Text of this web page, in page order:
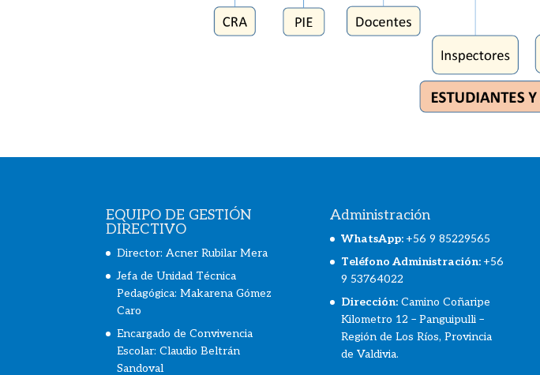
EQUIPO DE GESTIÓN
DIRECTIVO
Director: Acner Rubilar Mera
Jefa de Unidad Técnica
Pedagógica: Makarena Gómez
Caro
Encargado de Convivencia
Escolar: Claudio Beltrán
Sandoval
Administración
WhatsApp: +56 9 85229565
Teléfono Administración: +56
9 53764022
Dirección:Camino Coñaripe
Kilometro 12 – Panguipulli –
Región de Los Ríos, Provincia
de Valdivia.